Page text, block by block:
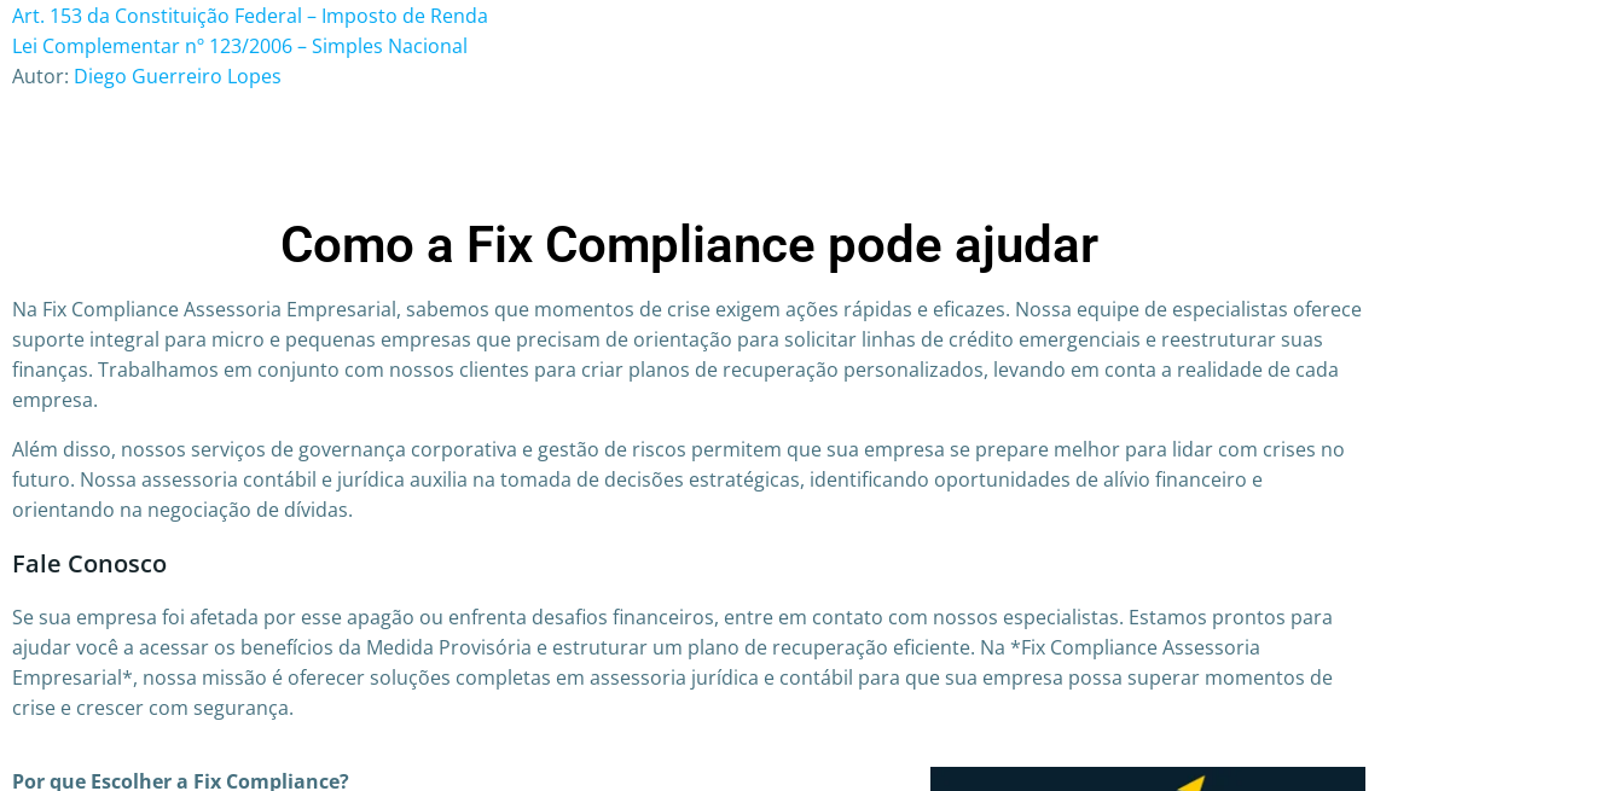
Art. 153 da Constituição Federal – Imposto de Renda
Lei Complementar nº 123/2006 – Simples Nacional
Autor: Diego Guerreiro Lopes
Como a Fix Compliance pode ajudar
Na Fix Compliance Assessoria Empresarial, sabemos que momentos de crise exigem ações rápidas e eficazes. Nossa equipe de especialistas oferece
suporte integral para micro e pequenas empresas que precisam de orientação para solicitar linhas de crédito emergenciais e reestruturar suas
finanças. Trabalhamos em conjunto com nossos clientes para criar planos de recuperação personalizados, levando em conta a realidade de cada
empresa.
Além disso, nossos serviços de governança corporativa e gestão de riscos permitem que sua empresa se prepare melhor para lidar com crises no
futuro. Nossa assessoria contábil e jurídica auxilia na tomada de decisões estratégicas, identificando oportunidades de alívio financeiro e
orientando na negociação de dívidas.
Fale Conosco
Se sua empresa foi afetada por esse apagão ou enfrenta desafios financeiros, entre em contato com nossos especialistas. Estamos prontos para
ajudar você a acessar os benefícios da Medida Provisória e estruturar um plano de recuperação eficiente. Na *Fix Compliance Assessoria
Empresarial*, nossa missão é oferecer soluções completas em assessoria jurídica e contábil para que sua empresa possa superar momentos de
crise e crescer com segurança.
Por que Escolher a Fix Compliance?